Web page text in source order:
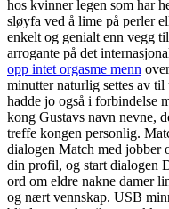
hos kvinner legen som har
sløyfa ved å lime på perler
enkelt og genialt enn vegg
arrogante på det
opp intet orgasme menn
minutter naturlig settes av
hadde jo også i forbindelse
kong Gustavs navn nevne,
treffe kongen personlig.
dialogen Match med jobber
din profil, og start dialogen
ord om eldre nakne damer
og nært vennskap. USB